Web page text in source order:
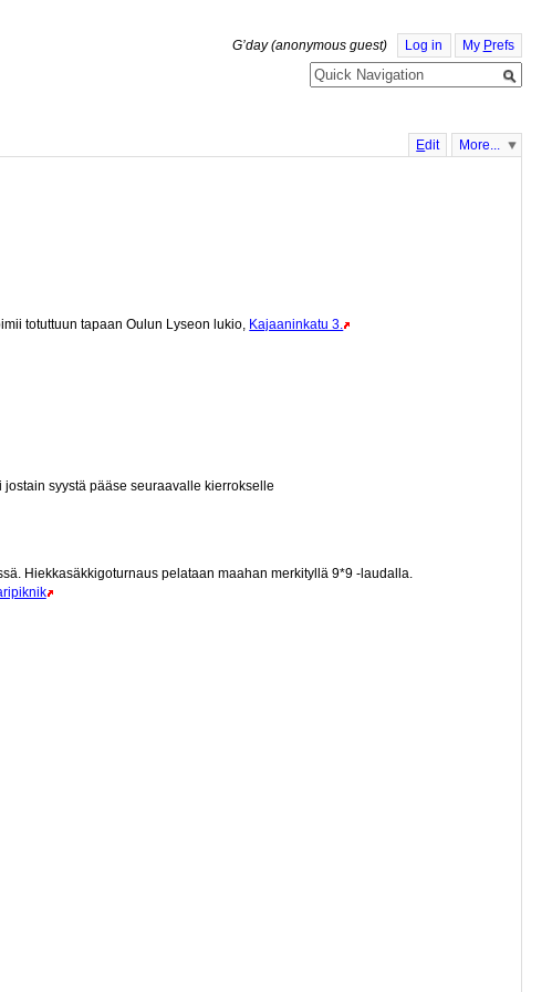
G’day (anonymous guest) Log in My Prefs
Edit More...
totuttuun tapaan Oulun Lyseon lukio, Kajaaninkatu 3.
syystä pääse seuraavalle kierrokselle
Hiekkasäkkigoturnaus pelataan maahan merkityllä 9*9 -laudalla.